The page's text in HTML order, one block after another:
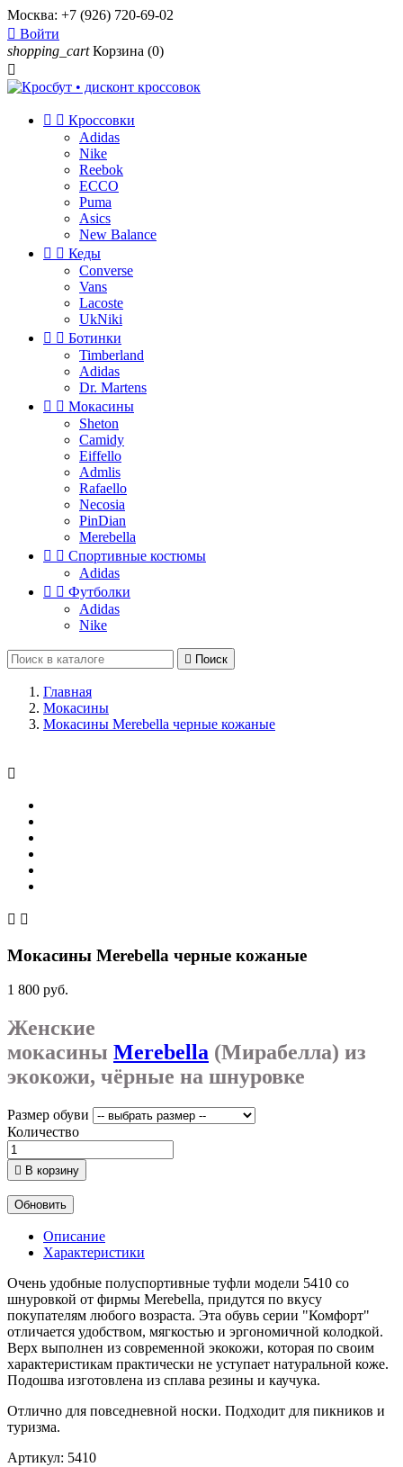
Москва: +7 (926) 720-69-02
 Войти
shopping_cart Корзина (0)

  Кроссовки
Adidas
Nike
Reebok
ECCO
Puma
Asics
New Balance
  Кеды
Converse
Vans
Lacoste
UkNiki
  Ботинки
Timberland
Adidas
Dr. Martens
  Мокасины
Sheton
Camidy
Eiffello
Admlis
Rafaello
Necosia
PinDian
Merebella
  Спортивные костюмы
Adidas
  Футболки
Adidas
Nike
 Поиск
Главная
Мокасины
Мокасины Merebella черные кожаные

 
Мокасины Merebella черные кожаные
1 800 руб.
Женские
мокасины Merebella (Мирабелла) из
экокожи, чёрные на шнуровке
Размер обуви
Количество
 В корзину
Описание
Характеристики
Очень удобные полуспортивные туфли модели 5410 со
шнуровкой от фирмы Merebella, придутся по вкусу
покупателям любого возраста. Эта обувь серии "Комфорт"
отличается удобством, мягкостью и эргономичной колодкой.
Верх выполнен из современной экокожи, которая по своим
характеристикам практически не уступает натуральной коже.
Подошва изготовлена из сплава резины и каучука.
Отлично для повседневной носки. Подходит для пикников и
туризма.
Артикул: 5410